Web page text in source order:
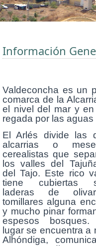
Información
Valdeconcha es un
comarca de la
el nivel del mar y
regada por las aguas
El Arlés divide las
alcarrias o
cerealistas que
los valles del
del Tajo. Este rico
tiene cubiertas
laderas de
tomillares alguna
y mucho pinar
espesos
lugar se encuentra a
Alhóndiga,